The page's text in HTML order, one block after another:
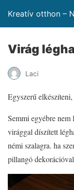
Kreatív otthon –
Virág
Laci
Egyszerű
Semmi egyébre nem
virággal díszített
némi szalagra. ha
pillangó